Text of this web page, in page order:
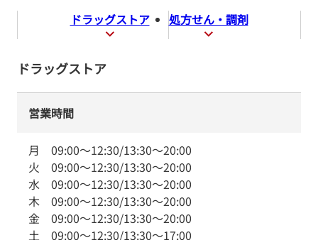
ドラッグストア 処方せん・調剤
ドラッグストア
営業時間
月 09:00～12:30/13:30～20:00
火 09:00～12:30/13:30～20:00
水 09:00～12:30/13:30～20:00
木 09:00～12:30/13:30～20:00
金 09:00～12:30/13:30～20:00
土 09:00～12:30/13:30～17:00